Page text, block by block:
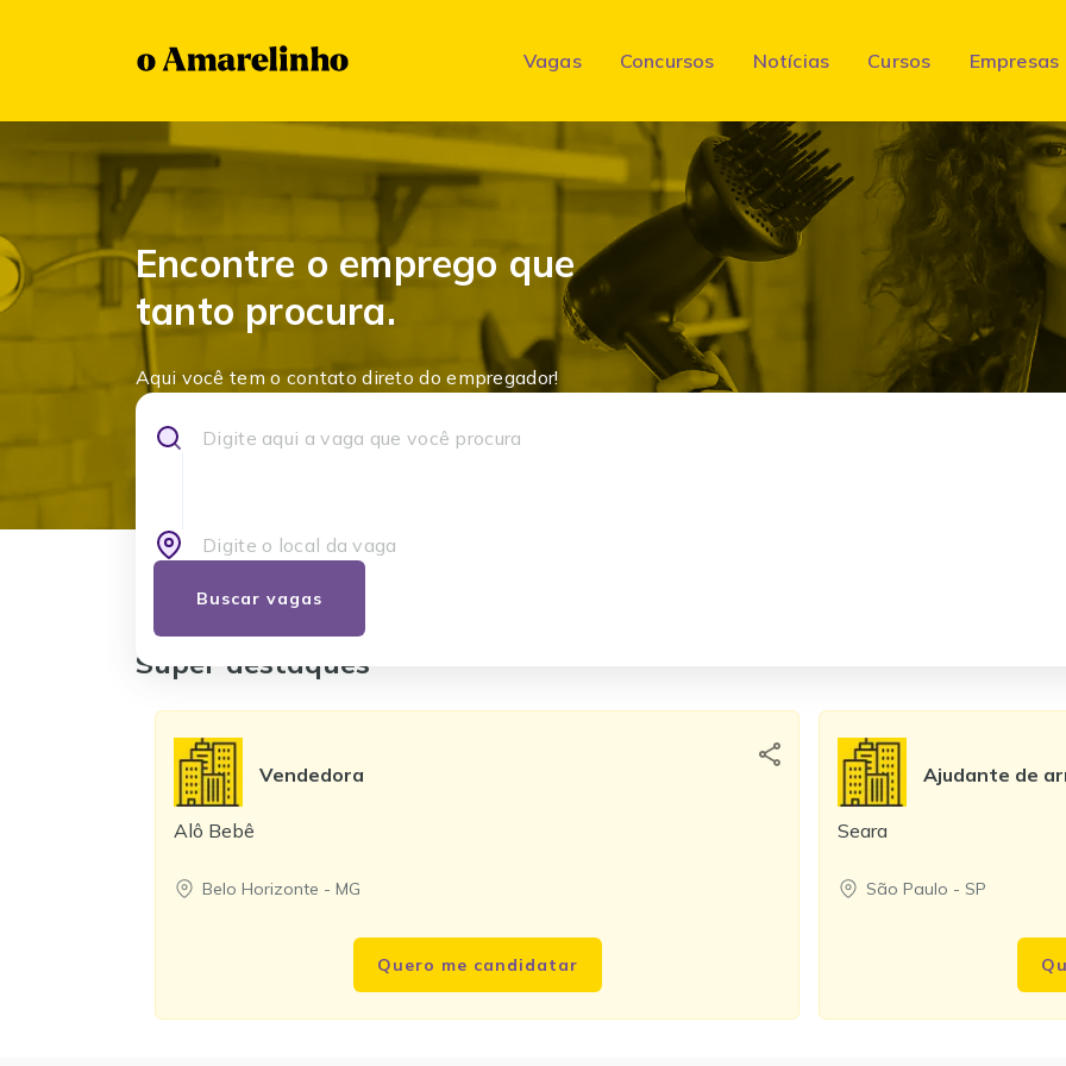
Vagas Concursos Notícias Cursos Empresas
Encontre o emprego que
tanto procura.
Aqui você tem o contato direto do empregador!
Buscar vagas
Super destaques
Vendedora
Alô Bebê
Belo Horizonte - MG
Quero me candidatar
Ajudante de
Seara
São Paulo - SP